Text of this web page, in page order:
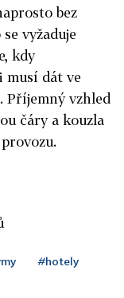
bez
vyžaduje
kdy
dát ve
Příjemný vzhled
čáry a kouzla
#hotely